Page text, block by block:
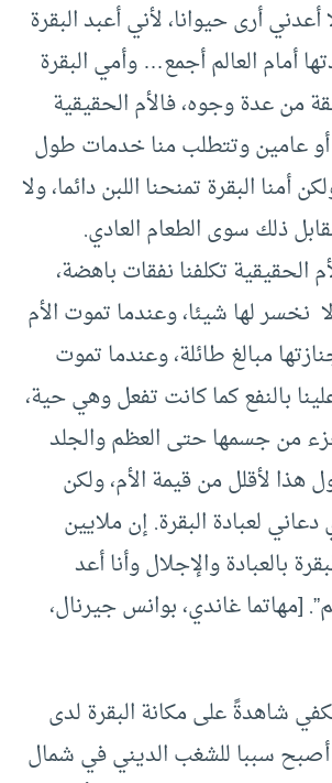
أرى حيوانا، لأني أعبد البقرة
أمام العالم أجمع… وأمي البقرة
من عدة وجوه، فالأم الحقيقية
عامين وتتطلب منا خدمات طول
أمنا البقرة تمنحنا اللبن دائما، ولا
ذلك سوى الطعام العادي.
الحقيقية تكلفنا نفقات باهضة،
نخسر لها شيئا، وعندما تموت الأم
مبالغ طائلة، وعندما تموت
بالنفع كما كانت تفعل وهي حية،
من جسمها حتى العظم والجلد
هذا لأقلل من قيمة الأم، ولكن
لعبادة البقرة. إن ملايين
بالعبادة والإجلال وأنا أعد
[مهاتما غاندي، بوانس جيرنال،
شاهدةً على مكانة البقرة لدى
سببا للشغب الديني في شمال